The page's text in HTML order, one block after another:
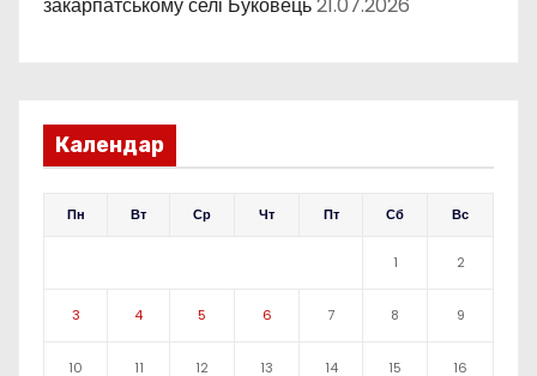
Календар
Пн Вт Ср Чт Пт Сб Вс
1 2
3 4 5 6 7 8 9
10 11 12 13 14 15 16